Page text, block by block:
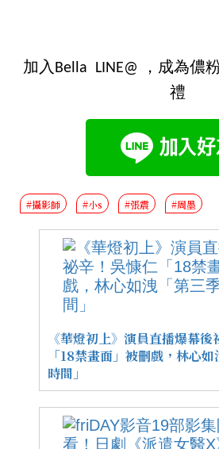
加入Bella LINE@ ，成為儂
禮
#攝影師 #小s #張震 #周墨
《華燈初上》演員直播爆幕後
「18禁畫面」被刪戲，林心
時間」